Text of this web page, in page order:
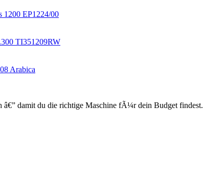
1200 EP1224/00
TI351209RW
Arabica
damit du die richtige Maschine fÃ¼r dein Budget findest.